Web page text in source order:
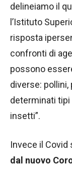
delineiamo il
l’Istituto
risposta
confronti di
possono
diverse:
determinati tipi
insetti”.
Invece il Covid
dal nuovo